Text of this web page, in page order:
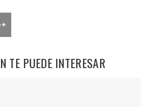
TE PUEDE INTERESAR